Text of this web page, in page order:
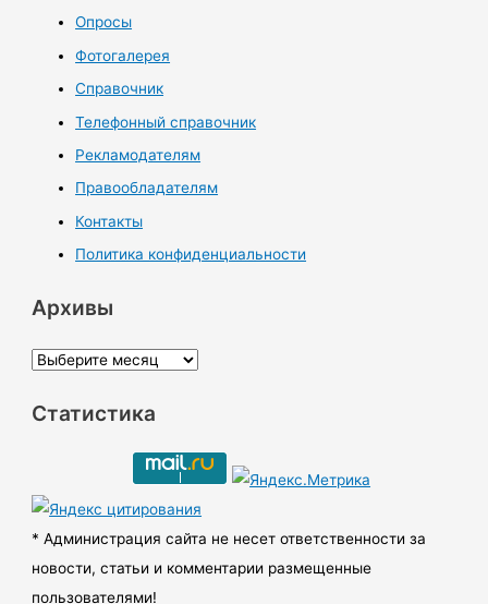
Опросы
Фотогалерея
Справочник
Телефонный справочник
Рекламодателям
Правообладателям
Контакты
Политика конфиденциальности
Архивы
А
х
ы
Статистика
* Администрация сайта не несет ответственности за
новости, статьи и комментарии размещенные
пользователями!